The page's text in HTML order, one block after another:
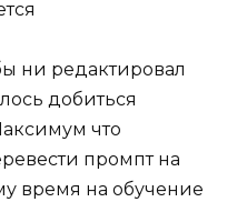
ни редактировал
добиться
что
промпт на
время на обучение